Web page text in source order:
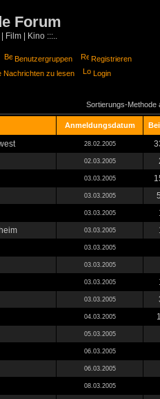
Forum
Film | Kino :::..
Benutzergruppen
Registrieren
Nachrichten zu lesen Login
Sortierungs-Methode
Anmeldungsdatum
28.02.2005
02.03.2005
03.03.2005
03.03.2005
03.03.2005
03.03.2005
03.03.2005
03.03.2005
03.03.2005
03.03.2005
04.03.2005
05.03.2005
06.03.2005
06.03.2005
08.03.2005